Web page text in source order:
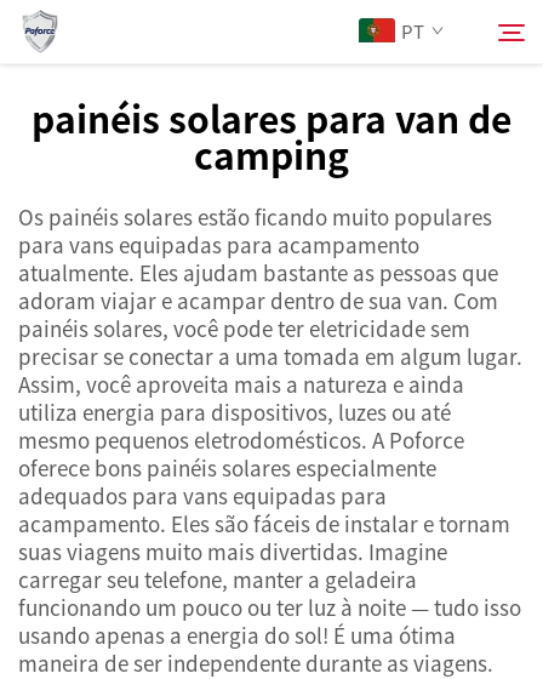
PT
Sobre Nós
Produtos
Serviços
Notícias
Contacte-nos
painéis solares para van de
camping
Os painéis solares estão ficando muito populares
para vans equipadas para acampamento
atualmente. Eles ajudam bastante as pessoas que
adoram viajar e acampar dentro de sua van. Com
painéis solares, você pode ter eletricidade sem
precisar se conectar a uma tomada em algum lugar.
Assim, você aproveita mais a natureza e ainda
utiliza energia para dispositivos, luzes ou até
mesmo pequenos eletrodomésticos. A Poforce
oferece bons painéis solares especialmente
adequados para vans equipadas para
acampamento. Eles são fáceis de instalar e tornam
suas viagens muito mais divertidas. Imagine
carregar seu telefone, manter a geladeira
funcionando um pouco ou ter luz à noite — tudo isso
usando apenas a energia do sol! É uma ótima
maneira de ser independente durante as viagens.